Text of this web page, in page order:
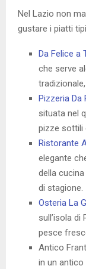
Nel Lazio non
gustare i piatti
Da Felice a
che serve
Pizzeria Da
situata nel
pizze sottili
Ristorante
elegante
della
di stagione.
Osteria La
sull’isola di
pesce
Antico
in un